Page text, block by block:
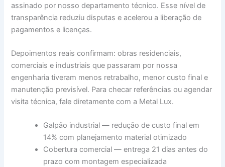
assinado por nosso departamento técnico. Esse nível de
transparência reduziu disputas e acelerou a liberação de
pagamentos e licenças.
Depoimentos reais confirmam: obras residenciais,
comerciais e industriais que passaram por nossa
engenharia tiveram menos retrabalho, menor custo final e
manutenção previsível. Para checar referências ou agendar
visita técnica, fale diretamente com a Metal Lux.
Galpão industrial — redução de custo final em
14% com planejamento material otimizado
Cobertura comercial — entrega 21 dias antes do
prazo com montagem especializada